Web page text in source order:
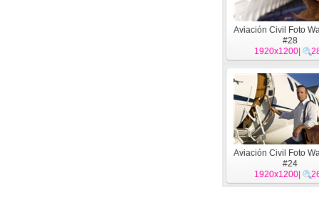
Aviación Civil Foto
#28
1920x1200
Aviación Civil Foto
#24
1920x1200